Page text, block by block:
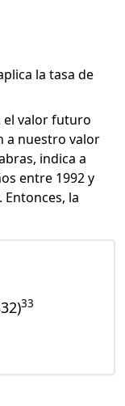
la tasa de
el valor futuro
a nuestro valor
indica a
entre 1992 y
Entonces, la
33